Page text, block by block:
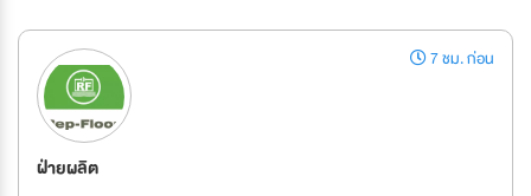
7 ชม. ก่อน
ฝ่ายผลิต